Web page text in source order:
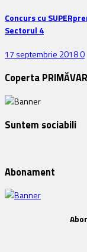
Concurs cu
Sectorul 4
17 septembrie 20180
Coperta
Suntem sociabili
Abonament